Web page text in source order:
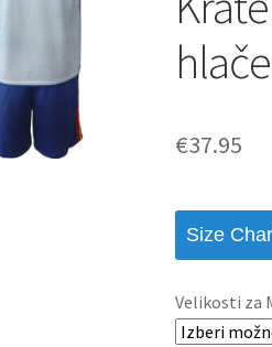
€37.95
Size
Velikosti za